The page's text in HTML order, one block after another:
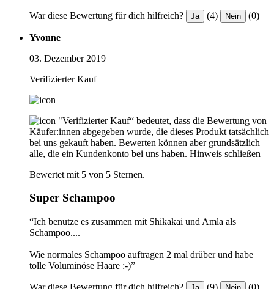
War diese Bewertung für dich hilfreich? Ja (4) Nein (0)
Yvonne
03. Dezember 2019
Verifizierter Kauf
"Verifizierter Kauf“ bedeutet, dass die Bewertung von
Käufer:innen abgegeben wurde, die dieses Produkt tatsächlich
bei uns gekauft haben. Bewerten können aber grundsätzlich
alle, die ein Kundenkonto bei uns haben. Hinweis schließen
Bewertet mit 5 von 5 Sternen.
Super Schampoo
“Ich benutze es zusammen mit Shikakai und Amla als
Schampoo....
Wie normales Schampoo auftragen 2 mal drüber und habe
tolle Voluminöse Haare :-)”